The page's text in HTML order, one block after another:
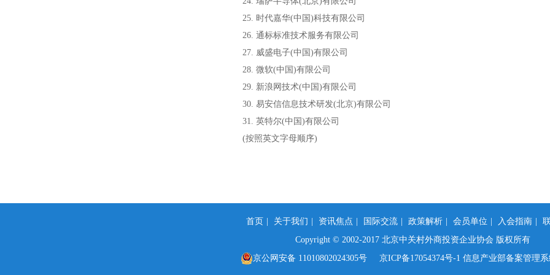
25. 时代嘉华(中国)科技有限公司
26. 通标标准技术服务有限公司
27. 威盛电子(中国)有限公司
28. 微软(中国)有限公司
29. 新浪网技术(中国)有限公司
30. 易安信信息技术研发(北京)有限公司
31. 英特尔(中国)有限公司
(按照英文字母顺序)
首页 关于我们 资讯焦点 国际交流 政策解析 会员单位 入会指南
Copyright © 2002-2017 北京中关村外商投资企业协会 版权所有
京公网安备 11010802024305号
京ICP备17054374号-1 信息产业部备案管理